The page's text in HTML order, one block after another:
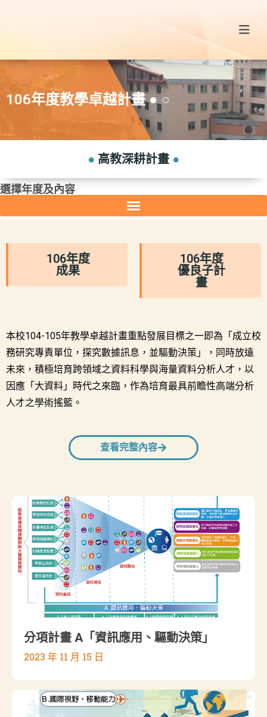
106年度教學卓越計畫 ● ○
● 高教深耕計畫 ●
選擇年度及內容
106年度
成果
106年度
優良子計
畫
本校104-105年教學卓越計畫重點發展目標之一即為「成立校
務研究專責單位，探究數據訊息，並驅動決策」，同時放遠
未來，積極培育跨領域之資料科學與海量資料分析人才，以
因應「大資料」時代之來臨，作為培育最具前瞻性高端分析
人才之學術搖籃。
查看完整內容
分項計畫 A「資訊應用、驅動決策」
2023 年 11 月 15 日